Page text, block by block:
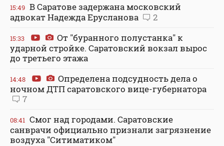
15:49 В Саратове задержана московский
адвокат Надежда Ерусланова
2
15:33
От "буранного полустанка" к
ударной стройке. Саратовский вокзал вырос
до третьего этажа
14:48
Определена подсудность дела о
ночном ДТП саратовского вице-губернатора
7
08:41 Смог над городами. Саратовские
санврачи официально признали загрязнение
воздуха "Ситиматиком"